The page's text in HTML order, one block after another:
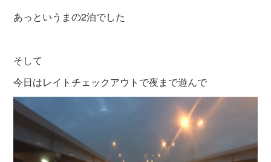
あっというまの2泊でした
そして
今日はレイトチェックアウトで夜まで遊んで